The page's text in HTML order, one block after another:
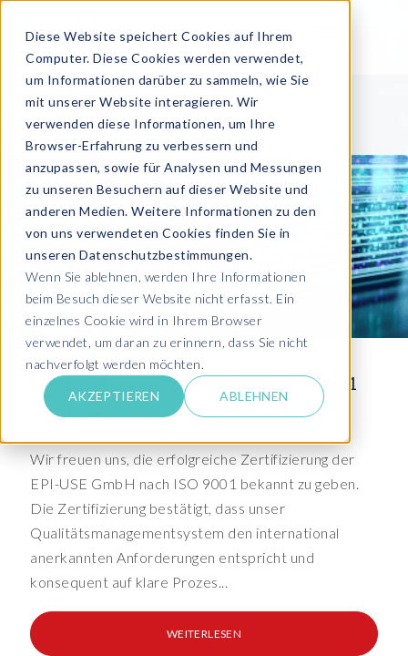
Diese Website speichert Cookies auf Ihrem
Computer. Diese Cookies werden verwendet,
um Informationen darüber zu sammeln, wie Sie
mit unserer Website interagieren. Wir
verwenden diese Informationen, um Ihre
Browser-Erfahrung zu verbessern und
anzupassen, sowie für Analysen und Messungen
zu unseren Besuchern auf dieser Website und
anderen Medien. Weitere Informationen zu den
von uns verwendeten Cookies finden Sie in
unseren Datenschutzbestimmungen.
Wenn Sie ablehnen, werden Ihre Informationen
beim Besuch dieser Website nicht erfasst. Ein
einzelnes Cookie wird in Ihrem Browser
verwendet, um daran zu erinnern, dass Sie nicht
nachverfolgt werden möchten.
AKZEPTIEREN ABLEHNEN
EPI-USE GmbH erfolgreich nach ISO 9001
zertifiziert
Wir freuen uns, die erfolgreiche Zertifizierung der
EPI-USE GmbH nach ISO 9001 bekannt zu geben.
Die Zertifizierung bestätigt, dass unser
Qualitätsmanagementsystem den international
anerkannten Anforderungen entspricht und
konsequent auf klare Prozes...
WEITERLESEN